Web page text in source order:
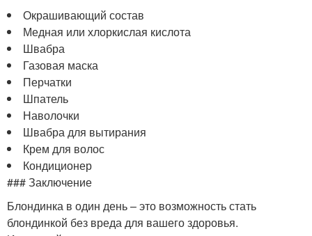
Окрашивающий состав
Медная или хлоркислая кислота
Швабра
Газовая маска
Перчатки
Шпатель
Наволочки
Швабра для вытирания
Крем для волос
Кондиционер
### Заключение
Блондинка в один день – это возможность стать
блондинкой без вреда для вашего здоровья.